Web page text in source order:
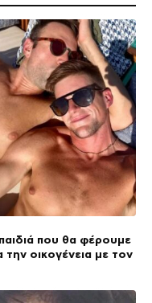
που θα φέρουμε
οικογένεια με τον